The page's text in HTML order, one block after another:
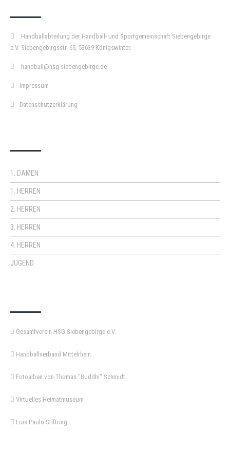
Handballabteilung der Handball- und Sportgemeinschaft Siebengebirge
e.V. Siebengebirgsstr. 65, 53639 Königswinter.
handball@hsg-siebengebirge.de
Impressum
Datenschutzerklärung
1. DAMEN
1. HERREN
2. HERREN
3. HERREN
4. HERREN
JUGEND
Gesamtverein HSG Siebengebirge e.V.
Handballverband Mittelrhein
Fotoalben von Thomas "Buddhi" Schmidt
Virtuelles Heimatmuseum
Luis Paulo Stiftung